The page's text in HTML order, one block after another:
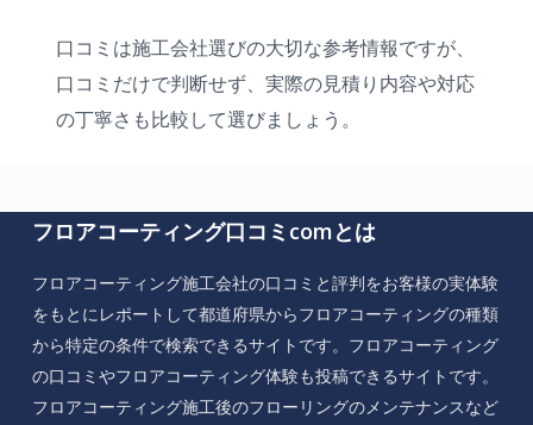
口コミは施工会社選びの大切な参考情報ですが、
口コミだけで判断せず、実際の見積り内容や対応
の丁寧さも比較して選びましょう。
フロアコーティング口コミcomとは
フロアコーティング施工会社の口コミと評判をお客様の実体験
をもとにレポートして都道府県からフロアコーティングの種類
から特定の条件で検索できるサイトです。フロアコーティング
の口コミやフロアコーティング体験も投稿できるサイトです。
フロアコーティング施工後のフローリングのメンテナンスなど